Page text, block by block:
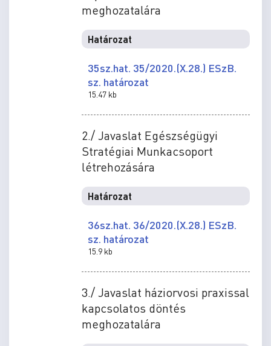
meghozatalára
Határozat
35sz.hat. 35/2020.(X.28.) ESzB.
sz. határozat
15.47 kb
2./ Javaslat Egészségügyi
Stratégiai Munkacsoport
létrehozására
Határozat
36sz.hat. 36/2020.(X.28.) ESzB.
sz. határozat
15.9 kb
3./ Javaslat háziorvosi praxissal
kapcsolatos döntés
meghozatalára